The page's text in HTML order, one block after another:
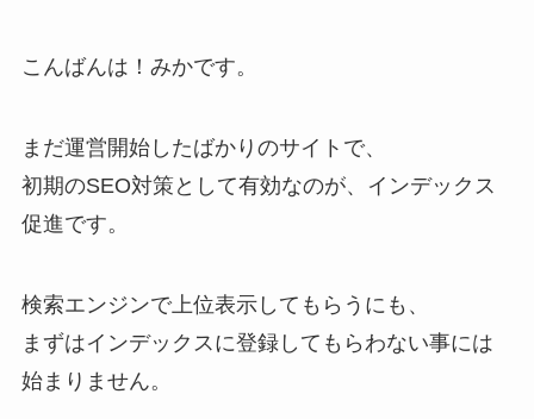
こんばんは！みかです。
まだ運営開始したばかりのサイトで、
初期のSEO対策として有効なのが、インデックス
促進です。
検索エンジンで上位表示してもらうにも、
まずはインデックスに登録してもらわない事には
始まりません。